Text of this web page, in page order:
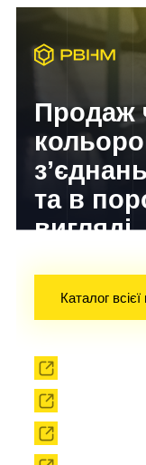
Продаж
та в
вигляді
Каталог всієї